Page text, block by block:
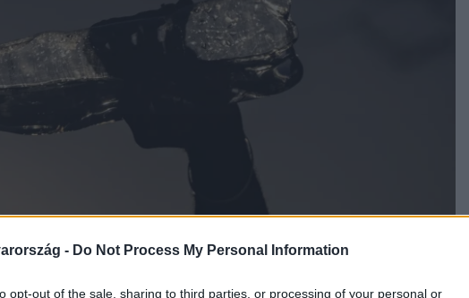
- Do Not Process My Personal Information
opt-out of the sale, sharing to third parties, or processing of your personal or